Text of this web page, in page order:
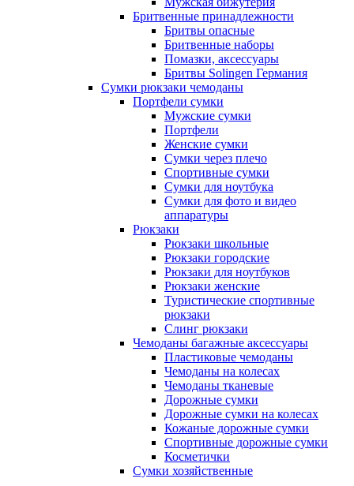
Бритвенные принадлежности
Бритвы опасные
Бритвенные наборы
Помазки, аксессуары
Бритвы Solingen Германия
Сумки рюкзаки чемоданы
Портфели сумки
Мужские сумки
Портфели
Женские сумки
Сумки через плечо
Спортивные сумки
Сумки для ноутбука
Сумки для фото и видео
аппаратуры
Рюкзаки
Рюкзаки школьные
Рюкзаки городские
Рюкзаки для ноутбуков
Рюкзаки женские
Туристические спортивные
рюкзаки
Слинг рюкзаки
Чемоданы багажные аксессуары
Пластиковые чемоданы
Чемоданы на колесах
Чемоданы тканевые
Дорожные сумки
Дорожные сумки на колесах
Кожаные дорожные сумки
Спортивные дорожные сумки
Косметички
Сумки хозяйственные